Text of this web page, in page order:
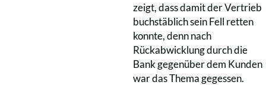
zeigt, dass damit der Vertrieb
buchstäblich sein Fell retten
konnte, denn nach
Rückabwicklung durch die
Bank gegenüber dem Kunden
war das Thema gegessen.